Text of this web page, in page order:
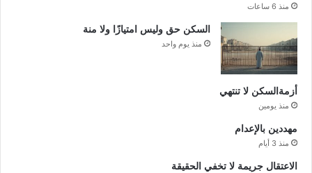
منذ 6 ساعات
السكن حق وليس امتيازًا ولا منة
منذ يوم واحد
أزمةالسكن لا تنتهي
منذ يومين
مهددين بالإعدام
منذ 3 أيام
الاعتقال جريمة لا تخفي الحقيقة